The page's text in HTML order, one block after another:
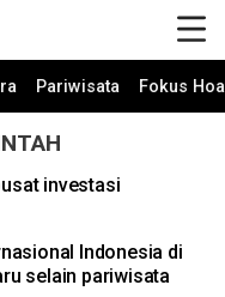
Pariwisata Fokus
investasi
Indonesia di
selain pariwisata